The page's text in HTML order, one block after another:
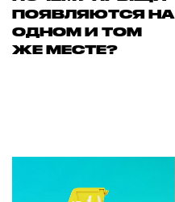
ПОЯВЛЯЮТСЯ НА
ОДНОМ И ТОМ
ЖЕ МЕСТЕ?